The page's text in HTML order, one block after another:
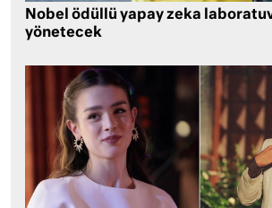
Nobel ödüllü yapay zeka
yönetecek